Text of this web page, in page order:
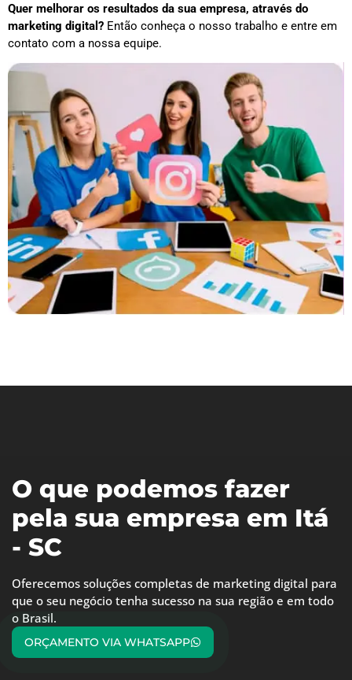
Quer melhorar os resultados da sua empresa, através do
marketing digital? Então conheça o nosso trabalho e entre em
contato com a nossa equipe.
O que podemos fazer
pela sua empresa em Itá
- SC
Oferecemos soluções completas de marketing digital para
que o seu negócio tenha sucesso na sua região e em todo
o Brasil.
ORÇAMENTO VIA WHATSAPP